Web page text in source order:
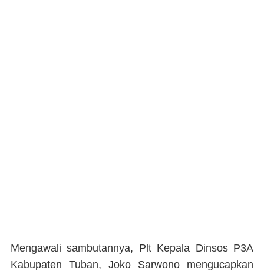
Mengawali sambutannya, Plt Kepala Dinsos P3A
Kabupaten Tuban, Joko Sarwono mengucapkan